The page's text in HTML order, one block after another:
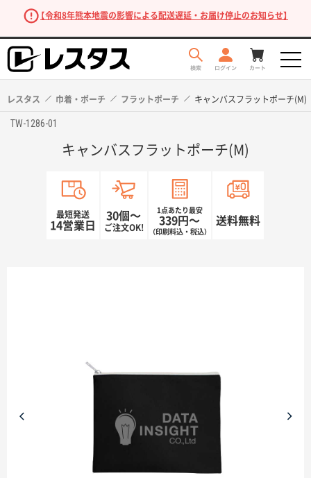
【令和8年熊本地震の影響による配送遅延・お届け停止のお知らせ】
商品カテゴリーから探す
ターゲットから探す
レスタス 巾着・ポーチ フラットポーチ キャンバスフラットポーチ(M)
TW-1286-01
キャンバスフラットポーチ(M)
最短発送
14営業日
30個〜
ご注文OK!
1点あたり最安
339円〜
（印刷料込・税込）
送料無料